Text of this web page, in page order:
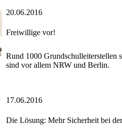
20.06.2016
Freiwillige vor!
Rund 1000 Grundschulleiterstellen
sind vor allem NRW und Berlin.
17.06.2016
Die Lösung: Mehr Sicherheit bei